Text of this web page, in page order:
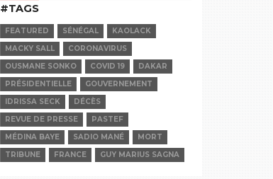
#TAGS
FEATURED SÉNÉGAL
KAOLACK
MACKY SALL
CORONAVIRUS
OUSMANE SONKO
COVID 19
DAKAR
PRÉSIDENTIELLE
GOUVERNEMENT
IDRISSA SECK
DÉCÈS
REVUE DE PRESSE
PASTEF
MÉDINA BAYE
SADIO MANÉ
MORT
TRIBUNE
FRANCE GUY MARIUS SAGNA